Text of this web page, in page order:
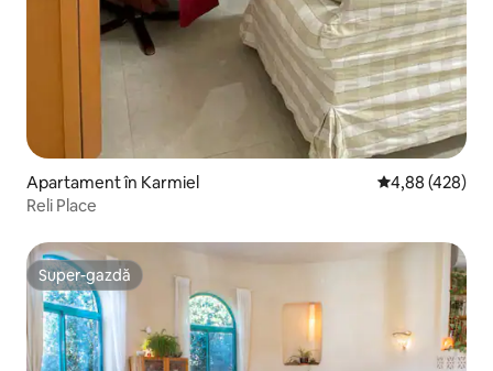
Apartament în Karmiel Scor mediu de
4,88 (428)
Reli Place
Super-gazdă
Super-gazdă